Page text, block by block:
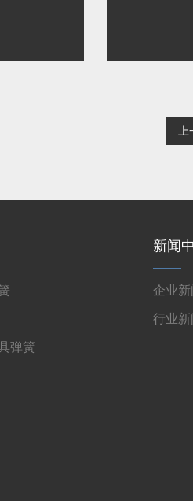
弹簧
新闻
企业新
行业新